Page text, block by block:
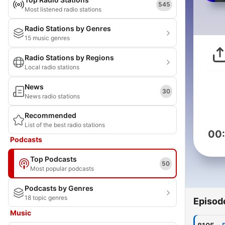
Most listened radio stations
545
Radio Stations by Genres
15 music genres
Radio Stations by Regions
Local radio stations
News
News radio stations
30
Recommended
List of the best radio stations
Podcasts
Top Podcasts
Most popular podcasts
50
Podcasts by Genres
18 topic genres
Music